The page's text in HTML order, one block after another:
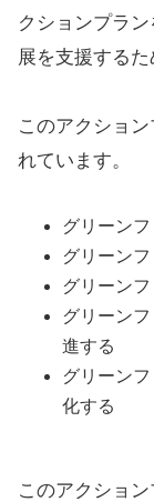
クションプラ
展を支援する
このアクショ
れています。
グリーン
グリーン
グリーン
グリーン
進する
グリーン
化する
このアクショ